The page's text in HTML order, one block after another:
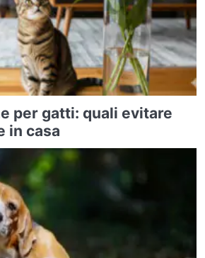
per gatti: quali evitare
in casa